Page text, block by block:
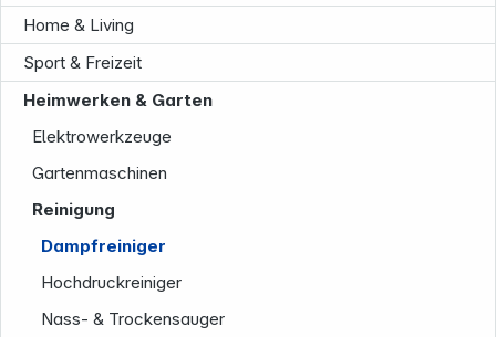
Home & Living
Sport & Freizeit
Heimwerken & Garten
Elektrowerkzeuge
Gartenmaschinen
Reinigung
Dampfreiniger
Hochdruckreiniger
Nass- & Trockensauger
Service